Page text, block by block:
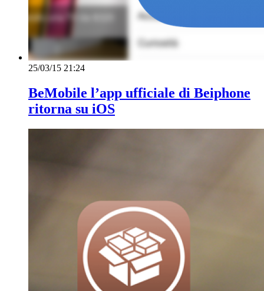
25/03/15 21:24
BeMobile l’app ufficiale di Beiphone
ritorna su iOS